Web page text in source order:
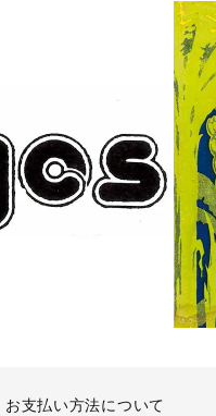
お支払い方法について